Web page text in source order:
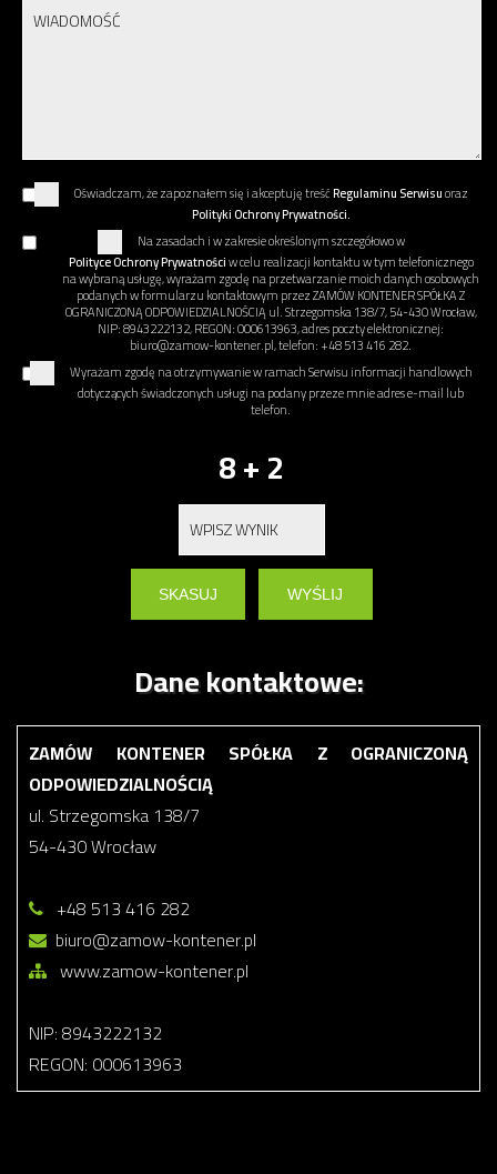
Oświadczam, że zapoznałem się i akceptuję treśćRegulaminu Serwisuoraz
Polityki Ochrony Prywatności.
Na zasadach i w zakresie określonym szczegółowo w
Polityce Ochrony Prywatnościw celu realizacji kontaktu w tym telefonicznego
na wybraną usługę, wyrażam zgodę na przetwarzanie moich danych osobowych
podanych w formularzu kontaktowym przez ZAMÓW KONTENER SPÓŁKA Z
OGRANICZONĄ ODPOWIEDZIALNOŚCIĄ ul. Strzegomska 138/7, 54-430 Wrocław,
NIP: 8943222132, REGON: 000613963, adres poczty elektronicznej:
biuro@zamow-kontener.pl, telefon: +48 513 416 282.
Wyrażam zgodę na otrzymywanie w ramach Serwisu informacji handlowych
dotyczących świadczonych usługi na podany przeze mnie adres e-mail lub
telefon.
8 + 2
Dane kontaktowe:
ZAMÓW KONTENER SPÓŁKA Z OGRANICZONĄ
ODPOWIEDZIALNOŚCIĄ
ul. Strzegomska 138/7
54-430 Wrocław
+48 513 416 282
biuro@zamow-kontener.pl
www.zamow-kontener.pl
NIP: 8943222132
REGON: 000613963